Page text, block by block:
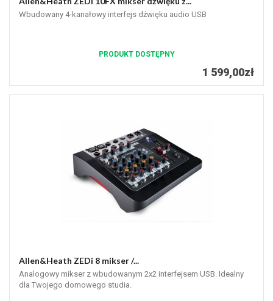
Wbudowany 4-kanałowy interfejs dźwięku audio USB
PRODUKT DOSTĘPNY
1 599,00zł
Allen&Heath ZEDi 8 mikser /...
Analogowy mikser z wbudowanym 2x2 interfejsem USB. Idealny
dla Twojego domowego studia.